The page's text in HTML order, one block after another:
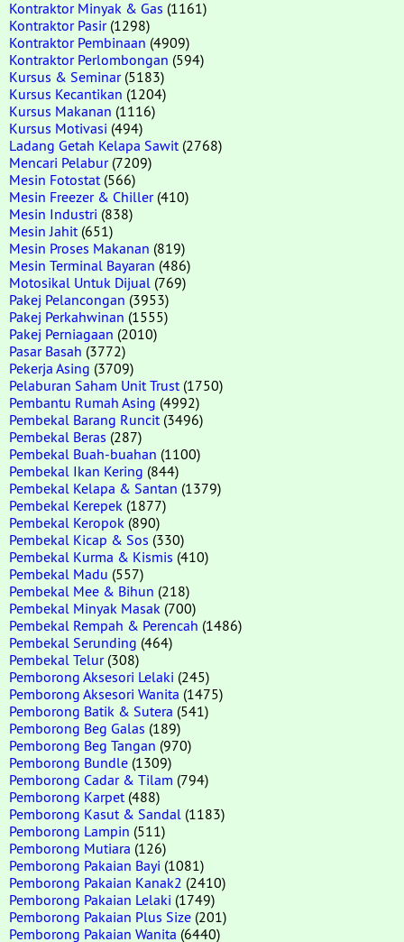
Kontraktor Minyak & Gas (1161)
Kontraktor Pasir(1298)
Kontraktor Pembinaan (4909)
Kontraktor Perlombongan (594)
Kursus & Seminar(5183)
Kursus Kecantikan (1204)
Kursus Makanan (1116)
Kursus Motivasi (494)
Ladang Getah Kelapa Sawit (2768)
Mencari Pelabur(7209)
Mesin Fotostat (566)
Mesin Freezer & Chiller(410)
Mesin Industri (838)
Mesin Jahit (651)
Mesin Proses Makanan (819)
Mesin Terminal Bayaran (486)
Motosikal Untuk Dijual (769)
Pakej Pelancongan (3953)
Pakej Perkahwinan (1555)
Pakej Perniagaan (2010)
Pasar Basah (3772)
Pekerja Asing (3709)
Pelaburan Saham Unit Trust (1750)
Pembantu Rumah Asing (4992)
Pembekal Barang Runcit (3496)
Pembekal Beras (287)
Pembekal Buah-buahan (1100)
Pembekal Ikan Kering (844)
Pembekal Kelapa & Santan (1379)
Pembekal Kerepek (1877)
Pembekal Keropok (890)
Pembekal Kicap & Sos (330)
Pembekal Kurma & Kismis (410)
Pembekal Madu (557)
Pembekal Mee & Bihun (218)
Pembekal Minyak Masak (700)
Pembekal Rempah & Perencah (1486)
Pembekal Serunding (464)
Pembekal Telur(308)
Pemborong Aksesori Lelaki (245)
Pemborong Aksesori Wanita (1475)
Pemborong Batik & Sutera (541)
Pemborong Beg Galas (189)
Pemborong Beg Tangan (970)
Pemborong Bundle (1309)
Pemborong Cadar & Tilam (794)
Pemborong Karpet (488)
Pemborong Kasut & Sandal (1183)
Pemborong Lampin (511)
Pemborong Mutiara (126)
Pemborong Pakaian Bayi (1081)
Pemborong Pakaian Kanak2 (2410)
Pemborong Pakaian Lelaki (1749)
Pemborong Pakaian Plus Size (201)
Pemborong Pakaian Wanita (6440)